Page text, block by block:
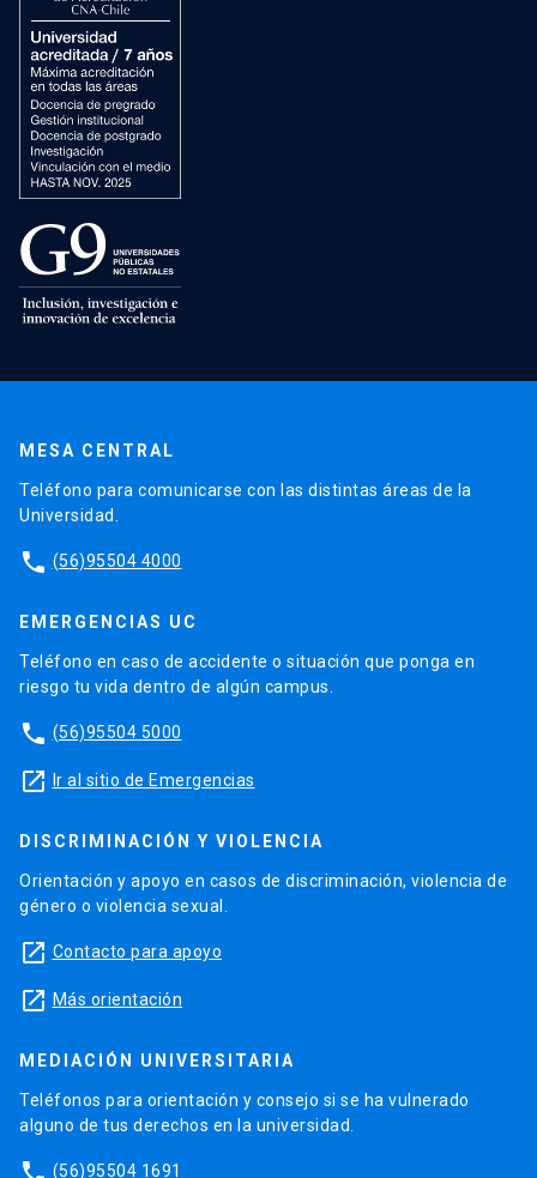
MESA CENTRAL
Teléfono para comunicarse con las distintas áreas de la
Universidad.
phone (56)95504 4000
EMERGENCIAS UC
Teléfono en caso de accidente o situación que ponga en
riesgo tu vida dentro de algún campus.
phone (56)95504 5000
launch Ir al sitio de Emergencias
DISCRIMINACIÓN Y VIOLENCIA
Orientación y apoyo en casos de discriminación, violencia de
género o violencia sexual.
launch Contacto para apoyo
launch Más orientación
MEDIACIÓN UNIVERSITARIA
Teléfonos para orientación y consejo si se ha vulnerado
alguno de tus derechos en la universidad.
(56)95504 1691